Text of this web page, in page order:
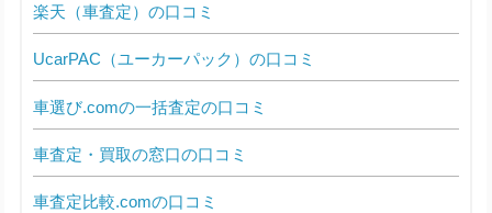
楽天（車査定）の口コミ
UcarPAC（ユーカーパック）の口コミ
車選び.comの一括査定の口コミ
車査定・買取の窓口の口コミ
車査定比較.comの口コミ